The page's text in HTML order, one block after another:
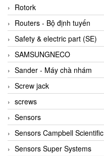
Brook Instrument
Brooks Instrument Vietnam
Buhler
BURLING INSTRUMENTS
Burster
BUSCHJOST
Calectro
Campbell Scientific
Canneed Vietnam
Cantoni
Rotork
Routers - Bộ định tuyến
Safety & electric part (SE)
SAMSUNGNECO
Sander - Máy chà nhám
Screw jack
screws
Sensors
Sensors Campbell Scientific
Sensors Super Systems